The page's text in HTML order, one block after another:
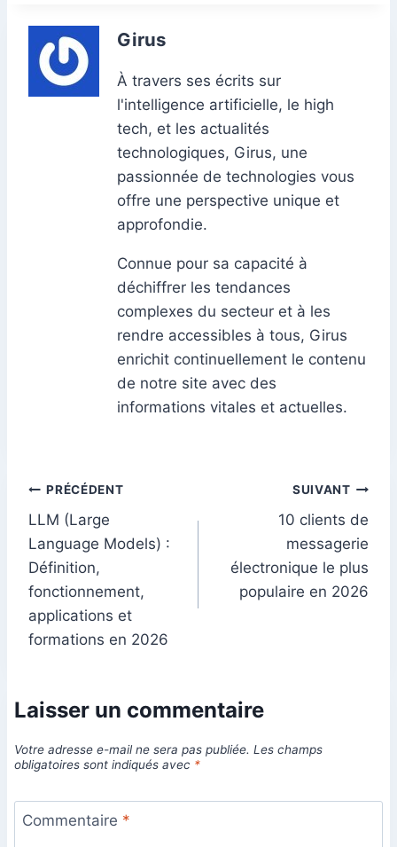
k
Girus
À travers ses écrits sur
l'intelligence artificielle, le high
tech, et les actualités
technologiques, Girus, une
passionnée de technologies vous
offre une perspective unique et
approfondie.
Connue pour sa capacité à
déchiffrer les tendances
complexes du secteur et à les
rendre accessibles à tous, Girus
enrichit continuellement le contenu
de notre site avec des
informations vitales et actuelles.
Navigation
de
l’article
PRÉCÉDENT
LLM (Large
Language Models) :
Définition,
fonctionnement,
applications et
formations en 2026
SUIVANT
10 clients de
messagerie
électronique le plus
populaire en 2026
Laisser un commentaire
Votre adresse e-mail ne sera pas publiée. Les champs
obligatoires sont indiqués avec *
Commentaire *